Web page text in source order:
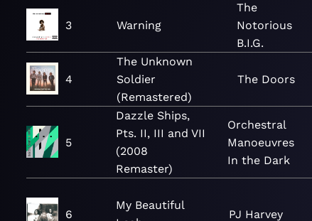
3 Warning
The
Notorious
B.I.G.
4
The Unknown
Soldier
(Remastered)
The Doors
5
Dazzle Ships,
Pts. II, III and VII
(2008
Remaster)
Orchestral
Manoeuvres
In the Dark
6
My Beautiful
PJ Harvey